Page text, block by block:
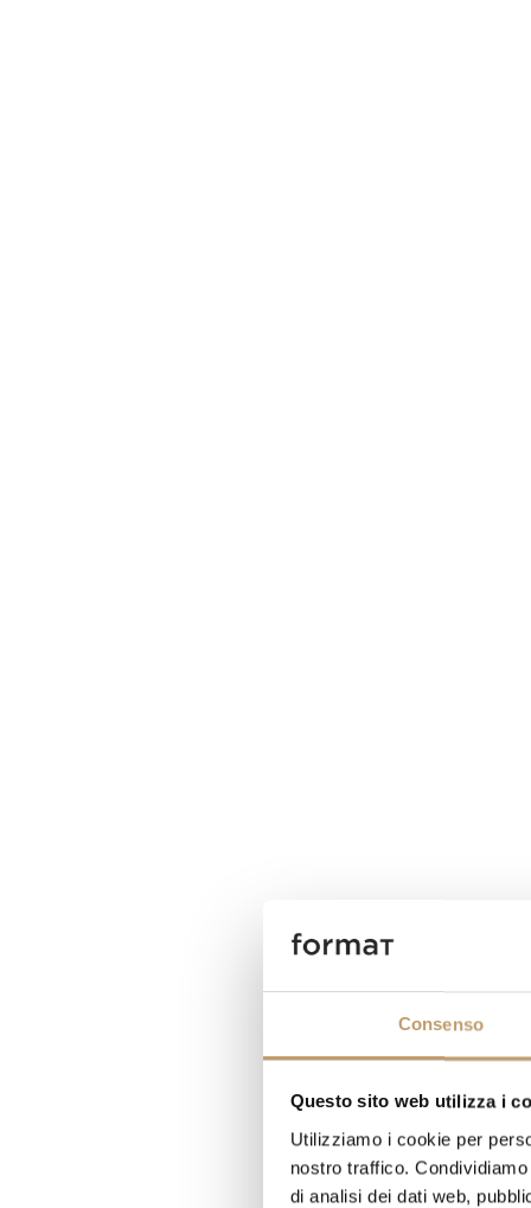
Consenso
Questo sito web utilizza i
Utilizziamo i cookie per
nostro traffico.
di analisi dei dati web,